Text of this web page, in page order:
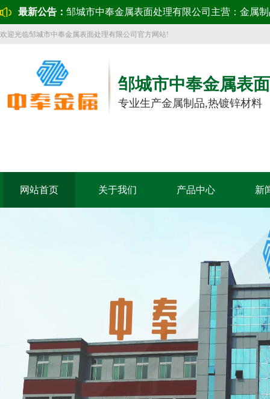
最新公告： 邹城市中奉金属表面处理有限公司主营：金属
欢迎光临邹城市中奉金属表面处理有限公司官方网站!
邹城市中奉金属表
专业生产金属制品,热镀锌材料
网站首页 关于我们 产品中心 新